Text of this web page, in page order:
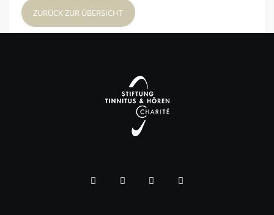
ZURÜCK ZUR ÜBERSICHT